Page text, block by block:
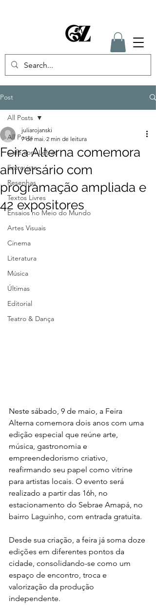
Post
All Posts
Café com Letras
Entrevista
Resenhas
Textos Livres
Ensaios no Meio do Mundo
Artes Visuais
Cinema
Literatura
Música
Últimas
Editorial
Teatro & Dança
All Posts
Feira Alterna comemora
aniversário com
programação ampliada e
42 expositores
juliarojanski
7 de mai. 2 min de leitura
Neste sábado, 9 de maio, a Feira
Alterna comemora dois anos com uma
edição especial que reúne arte,
música, gastronomia e
empreendedorismo criativo,
reafirmando seu papel como vitrine
para artistas locais. O evento será
realizado a partir das 16h, no
estacionamento do Sebrae Amapá, no
bairro Laguinho, com entrada gratuita.
Desde sua criação, a feira já soma doze
edições em diferentes pontos da
cidade, consolidando-se como um
espaço de encontro, troca e
valorização da produção
independente.